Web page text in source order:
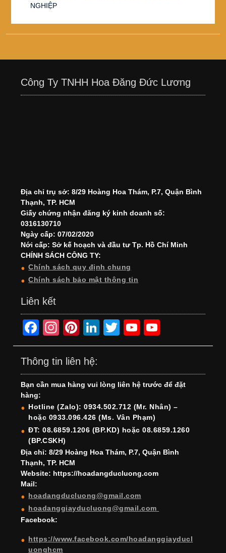
NGHIỆP
Công Ty TNHH Hoa Đăng Đức Lương
Địa chỉ trụ sở: 8/29 Hoàng Hoa Thám, P.7, Quận Bình
Thạnh, TP. HCM
Giấy chứng nhận đăng ký kinh doanh số:
0316130710
Ngày cấp: 07/02/2020
Nới cấp: Sở kế hoạch và đầu tư Tp. Hồ Chí Minh
CHÍNH SÁCH CÔNG TY:
Chính sách quy định chung
Chính sách bảo mật thông tin
Liên kết
F
a
c
e
b
o
o
k
In
st
a
gr
a
m
Pi
nt
er
e
st
Li
n
e
dI
n
T
wi
er
Y
o
T
u
b
e
o
T
u
b
e
h
Thông tin liên hệ:
Bạn cần mua hàng vui lòng liên hệ trước để đặt
hàng:
Hotline (Zalo): 0934.502.712 (Mr. Nhân) –
hoặc 0933.096.426 (Ms. Vân Phạm)
ĐT: 08.6859.1206 (BP.KD) hoặc 08.6859.1260
(BP.CSKH)
Địa chỉ: 8/29 Hoàng Hoa Thám, P.7, Quận Bình
Thạnh, TP. HCM
Website: https://hoadangducluong.com
Mail:
hoadangducluong@gmail.com
hoadanggiayducluong@gmail.com
Facebook:
https://www.facebook.com/hoadanggiayducl
uonghcm